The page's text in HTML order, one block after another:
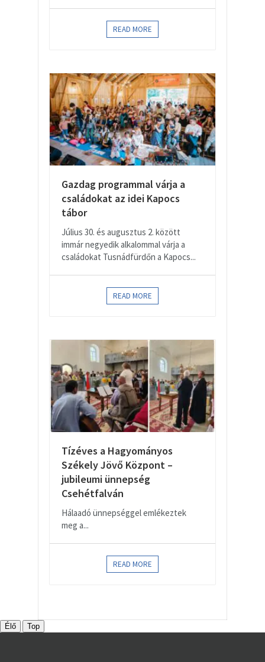
READ MORE
Gazdag programmal várja a
családokat az idei Kapocs
tábor
Július 30. és augusztus 2. között
immár negyedik alkalommal várja a
családokat Tusnádfürdőn a Kapocs...
READ MORE
Tízéves a Hagyományos
Székely Jövő Központ –
jubileumi ünnepség
Csehétfalván
Hálaadó ünnepséggel emlékeztek
meg a...
READ MORE
Élő Top